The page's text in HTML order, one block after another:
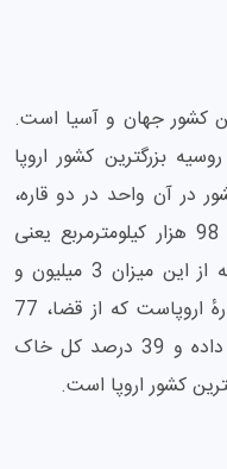
کشور جهان و آسیا است.
بزرگترین کشور اروپا
در آن واحد در دو قاره،
بزرگترین باشد؟ روسیه 17 میلیون و 98 هزار کیلومترمربع یعنی
تقریباً 10 برابر ایران مساحت دارد، که از این میزان 3 میلیون و
972 هزار کیلومتر مربعش در خاک قارهٔ اروپاست که از قضا، 77
درصد جمعیت روسیه را در خود جای داده و 39 درصد کل خاک
کشور اروپا است.